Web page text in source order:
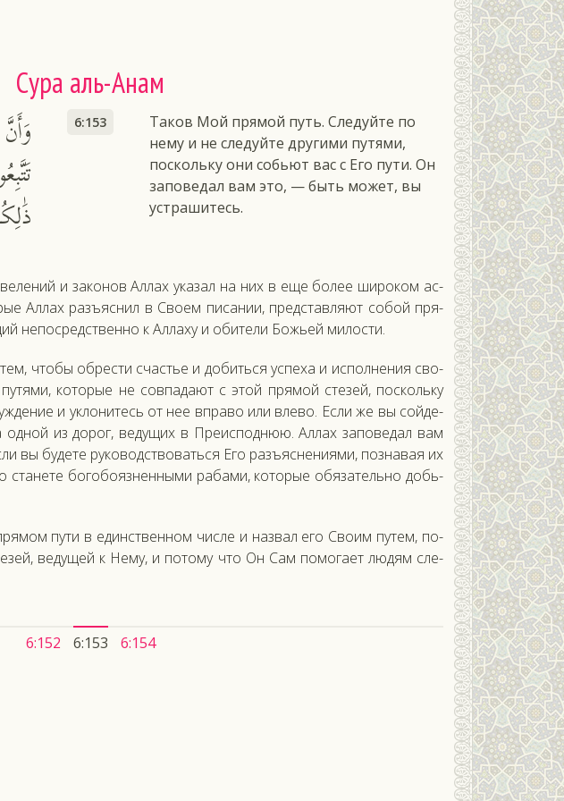
Сура аль-Анам
6:153
Таков Мой прямой путь. Следуйте по
нему и не следуйте другими путями,
поскольку они собьют вас с Его пути. Он
заповедал вам это, — быть может, вы
устрашитесь.
и за­конов Ал­лах ука­зал на них в еще бо­лее ши­роком ас­
Ал­лах разъ­яс­нил в Сво­ем пи­сании, пред­став­ля­ют со­бой пря­
не­пос­редс­твен­но к Ал­ла­ху и оби­тели Божь­ей ми­лос­ти.
что­бы об­рести счастье и до­бить­ся ус­пе­ха и ис­полне­ния сво­
ко­торые не сов­па­да­ют с этой пря­мой сте­зей, пос­коль­ку
и ук­ло­нитесь от нее впра­во или вле­во. Ес­ли же вы сой­де­
из до­рог, ве­дущих в Пре­ис­поднюю. Ал­лах за­пове­дал вам
вы бу­дете ру­ководс­тво­вать­ся Его разъ­яс­не­ни­ями, поз­на­вая их
ста­нете бо­гобо­яз­ненны­ми ра­бами, ко­торые обя­затель­но добь­
пу­ти в единс­твен­ном чис­ле и наз­вал его Сво­им пу­тем, по­
ве­дущей к Не­му, и по­тому что Он Сам по­мога­ет лю­дям сле­
6:152 6:153 6:154